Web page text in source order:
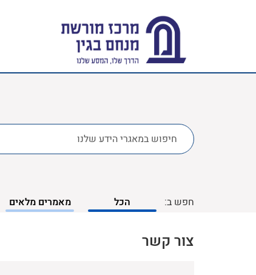
לחפש
ב:
חפש ב: הכל מאמרים מלאים
צור קשר